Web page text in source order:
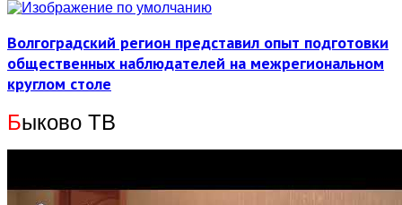
Волгоградский регион представил опыт подготовки
общественных наблюдателей на межрегиональном
круглом столе
Быково ТВ